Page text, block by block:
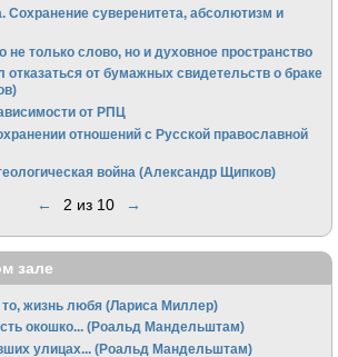
Сохранение суверенитета, абсолютизм и
не только слово, но и духовное пространство
от бумажных свидетельств о браке
от РПЦ
отношений с Русской православной
война (Александр Щипков)
← 2 из 10 →
зале
жизнь любя (Лариса Миллер)
окошко... (Роальд Мандельштам)
улицах... (Роальд Мандельштам)